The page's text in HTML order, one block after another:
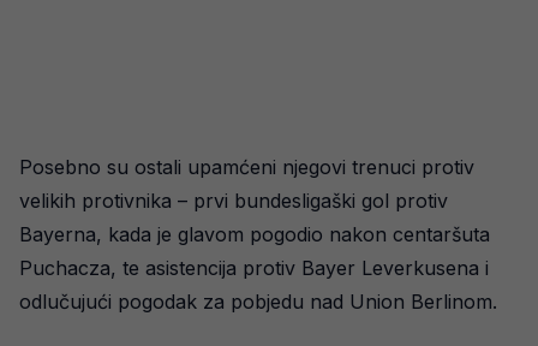
Posebno su ostali upamćeni njegovi trenuci protiv
velikih protivnika – prvi bundesligaški gol protiv
Bayerna, kada je glavom pogodio nakon centaršuta
Puchacza, te asistencija protiv Bayer Leverkusena i
odlučujući pogodak za pobjedu nad Union Berlinom.